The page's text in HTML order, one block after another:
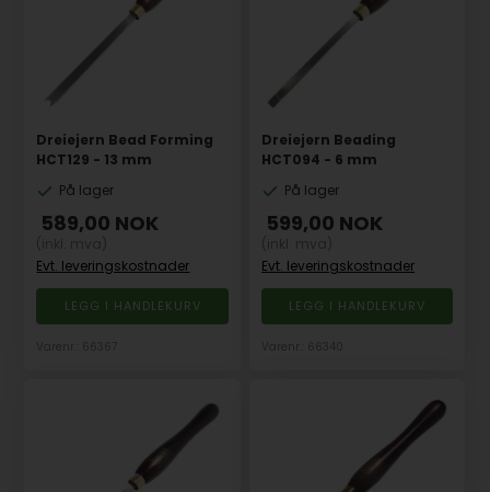
Dreiejern Bead Forming
HCT129 - 13 mm
På lager
589,00 NOK
Evt. leveringskostnader
Dreiejern Beading
HCT094 - 6 mm
På lager
599,00 NOK
Evt. leveringskostnader